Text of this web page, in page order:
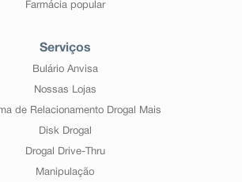
Farmácia popular
Serviços
Bulário Anvisa
Nossas Lojas
de Relacionamento Drogal Mais
Disk Drogal
Drogal Drive-Thru
Manipulação